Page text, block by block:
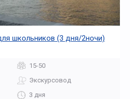
школьников (3 дня/2ночи)
15-50
Экскурсовод
3 дня